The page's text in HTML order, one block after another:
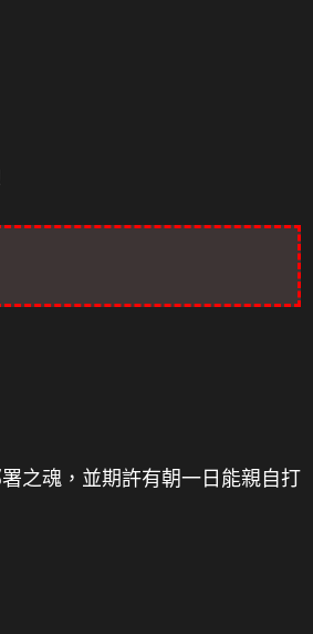
之魂，並期許有朝一日能親自打